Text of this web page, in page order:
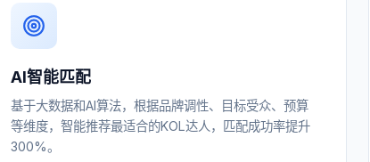
AI智能匹配
基于大数据和AI算法，根据品牌调性、目标受众、预算
等维度，智能推荐最适合的KOL达人，匹配成功率提升
300%。